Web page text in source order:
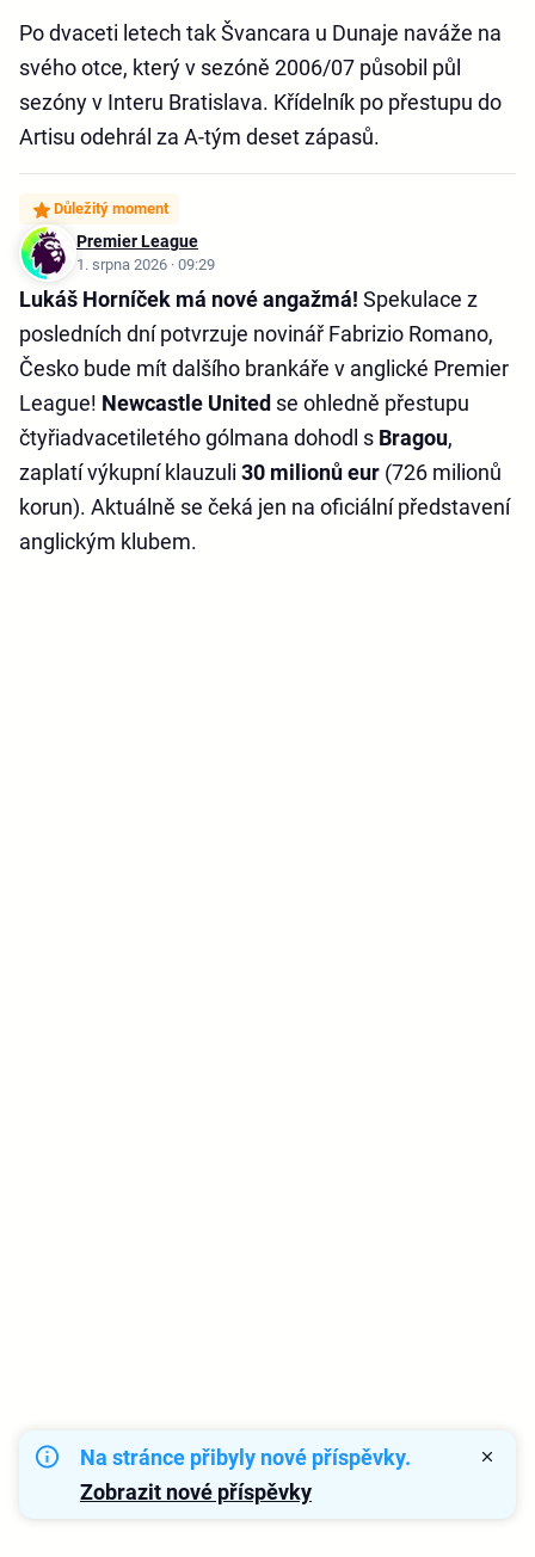
Po dvaceti letech tak Švancara u Dunaje naváže na
svého otce, který v sezóně 2006/07 působil půl
sezóny v Interu Bratislava. Křídelník po přestupu do
Artisu odehrál za A-tým deset zápasů.
Důležitý moment
Premier League
1. srpna 2026 · 09:29
Lukáš Horníček má nové angažmá! Spekulace z
posledních dní potvrzuje novinář Fabrizio Romano,
Česko bude mít dalšího brankáře v anglické Premier
League! Newcastle United se ohledně přestupu
čtyřiadvacetiletého gólmana dohodl s Bragou,
zaplatí výkupní klauzuli 30 milionů eur (726 milionů
korun). Aktuálně se čeká jen na oficiální představení
anglickým klubem.
Na stránce přibyly nové příspěvky.
Zobrazit nové příspěvky